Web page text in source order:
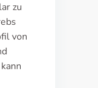
zu
von